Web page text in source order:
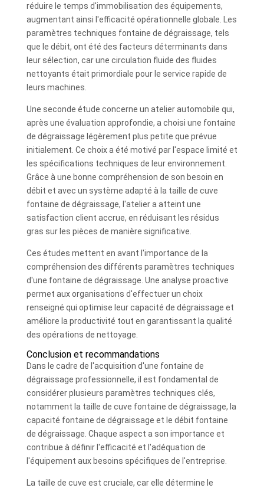
réduire le temps d'immobilisation des équipements,
augmentant ainsi l'efficacité opérationnelle globale. Les
paramètres techniques fontaine de dégraissage, tels
que le débit, ont été des facteurs déterminants dans
leur sélection, car une circulation fluide des fluides
nettoyants était primordiale pour le service rapide de
leurs machines.
Une seconde étude concerne un atelier automobile qui,
après une évaluation approfondie, a choisi une fontaine
de dégraissage légèrement plus petite que prévue
initialement. Ce choix a été motivé par l'espace limité et
les spécifications techniques de leur environnement.
Grâce à une bonne compréhension de son besoin en
débit et avec un système adapté à la taille de cuve
fontaine de dégraissage, l'atelier a atteint une
satisfaction client accrue, en réduisant les résidus
gras sur les pièces de manière significative.
Ces études mettent en avant l'importance de la
compréhension des différents paramètres techniques
d'une fontaine de dégraissage. Une analyse proactive
permet aux organisations d'effectuer un choix
renseigné qui optimise leur capacité de dégraissage et
améliore la productivité tout en garantissant la qualité
des opérations de nettoyage.
Conclusion et recommandations
Dans le cadre de l'acquisition d'une fontaine de
dégraissage professionnelle, il est fondamental de
considérer plusieurs paramètres techniques clés,
notamment la taille de cuve fontaine de dégraissage, la
capacité fontaine de dégraissage et le débit fontaine
de dégraissage. Chaque aspect a son importance et
contribue à définir l'efficacité et l'adéquation de
l'équipement aux besoins spécifiques de l'entreprise.
La taille de cuve est cruciale, car elle détermine le